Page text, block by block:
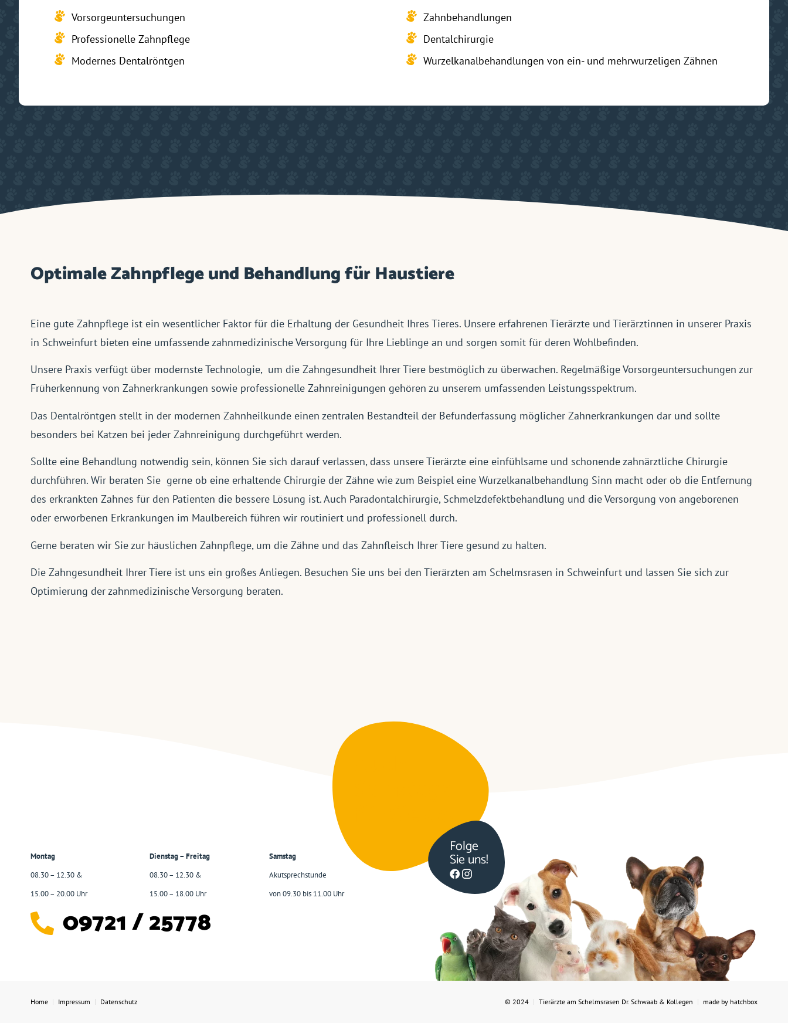
Vorsorgeuntersuchungen
Professionelle Zahnpflege
Modernes Dentalröntgen
Zahnbehandlungen
Dentalchirurgie
Wurzelkanalbehandlungen von ein- und mehrwurzeligen Zähnen
Optimale Zahnpflege und Behandlung für Haustiere
Eine gute Zahnpflege ist ein wesentlicher Faktor für die Erhaltung der Gesundheit Ihres Tieres. Unsere erfahrenen Tierärzte und Tierärztinnen in unserer Praxis
in Schweinfurt bieten eine umfassende zahnmedizinische Versorgung für Ihre Lieblinge an und sorgen somit für deren Wohlbefinden.
Unsere Praxis verfügt über modernste Technologie, um die Zahngesundheit Ihrer Tiere bestmöglich zu überwachen. Regelmäßige Vorsorgeuntersuchungen zur
Früherkennung von Zahnerkrankungen sowie professionelle Zahnreinigungen gehören zu unserem umfassenden Leistungsspektrum.
Das Dentalröntgen stellt in der modernen Zahnheilkunde einen zentralen Bestandteil der Befunderfassung möglicher Zahnerkrankungen dar und sollte
besonders bei Katzen bei jeder Zahnreinigung durchgeführt werden.
Sollte eine Behandlung notwendig sein, können Sie sich darauf verlassen, dass unsere Tierärzte eine einfühlsame und schonende zahnärztliche Chirurgie
durchführen. Wir beraten Sie gerne ob eine erhaltende Chirurgie der Zähne wie zum Beispiel eine Wurzelkanalbehandlung Sinn macht oder ob die Entfernung
des erkrankten Zahnes für den Patienten die bessere Lösung ist. Auch Paradontalchirurgie, Schmelzdefektbehandlung und die Versorgung von angeborenen
oder erworbenen Erkrankungen im Maulbereich führen wir routiniert und professionell durch.
Gerne beraten wir Sie zur häuslichen Zahnpflege, um die Zähne und das Zahnfleisch Ihrer Tiere gesund zu halten.
Die Zahngesundheit Ihrer Tiere ist uns ein großes Anliegen. Besuchen Sie uns bei den Tierärzten am Schelmsrasen in Schweinfurt und lassen Sie sich zur
Optimierung der zahnmedizinische Versorgung beraten.
Montag
08.30 – 12.30 &
15.00 – 20.00 Uhr
Dienstag – Freitag
08.30 – 12.30 &
15.00 – 18.00 Uhr
Samstag
Akutsprechstunde
von 09.30 bis 11.00 Uhr
09721 / 25778
Folge
Sie uns!
Home Impressum Datenschutz © 2024 Tierärzte am Schelmsrasen Dr. Schwaab & Kollegen made by hatchbox